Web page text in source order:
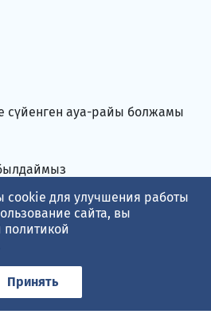
сүйенген ауа-райы болжамы
для улучшения работы
сайта, вы
политикой
Принять